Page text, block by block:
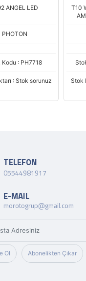
ANGEL LED
PHOTON
Kodu : PH7718
: Stok sorunuz
T10
Stok
TELEFON
05544981917
E-MAIL
morotogrup@gmail.com
Ol Abonelikten Çıkar